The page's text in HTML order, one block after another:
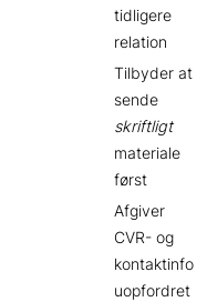
tidligere
relation
Tilbyder at
sende
skriftligt
materiale
først
Afgiver
CVR- og
kontaktinfo
uopfordret